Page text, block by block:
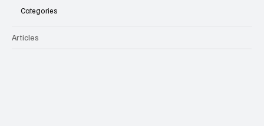
Categories
Articles